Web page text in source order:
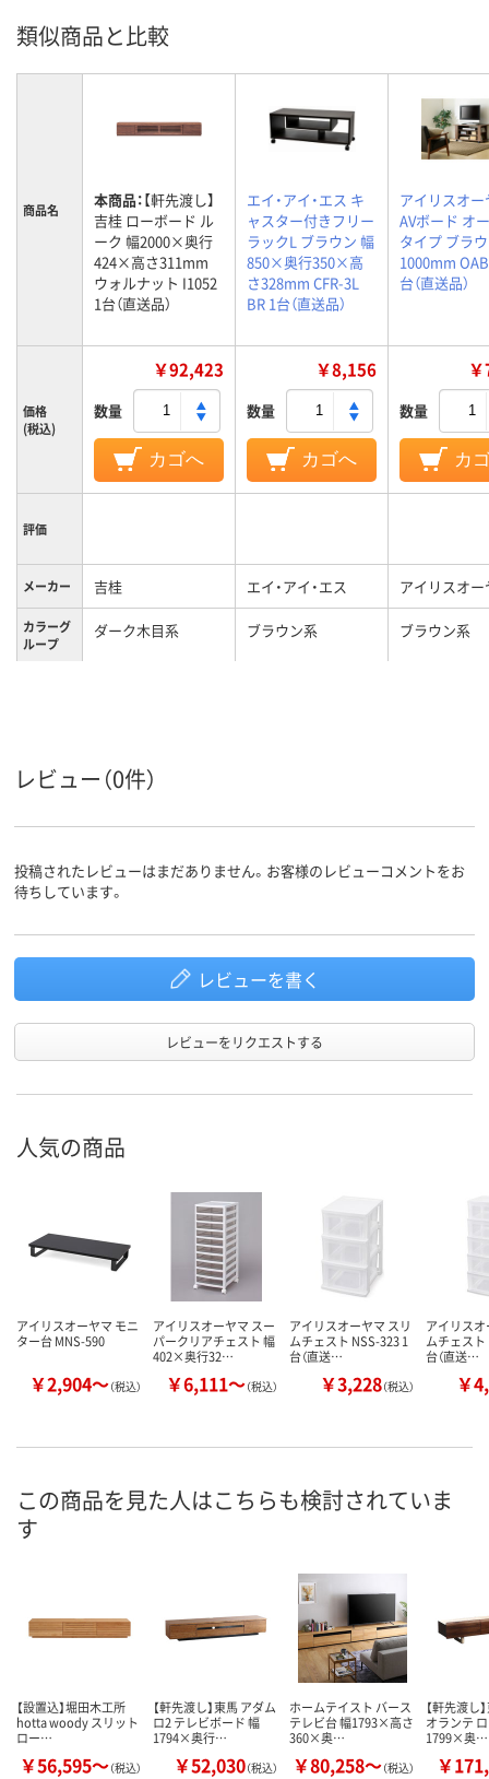
類似商品と比較
商品名 本商品：【軒先渡し】
吉桂 ローボード ル
ーク 幅2000×奥行
424×高さ311mm
ウォルナット I1052
1台（直送品）
エイ・アイ・エス キ
ャスター付きフリー
ラックL ブラウン 幅
850×奥行350×高
さ328mm CFR-3L
BR 1台（直送品）
アイリスオー
AVボード オ
タイプ ブラ
1000mm
台（直送品）
価格
(税込)
￥92,423
数量
カゴへ
￥8,156
数量
カゴへ
数量
カ
評価
メーカー 吉桂 エイ・アイ・エス アイリスオー
カラーグ
ループ
ダーク木目系 ブラウン系 ブラウン系
レビュー（0件）
投稿されたレビューはまだありません。お客様のレビューコメントをお
待ちしています。
レビューを書く
レビューをリクエストする
人気の商品
アイリスオーヤマ モニ
ター台 MNS-590
￥2,904～（税込）
アイリスオーヤマ スー
パークリアチェスト 幅
402×奥行32…
￥6,111～（税込）
アイリスオーヤマ スリ
ムチェスト NSS-323 1
台（直送…
￥3,228（税込）
アイリス
ムチェスト
台（直送…
￥
この商品を見た人はこちらも検討されていま
す
【設置込】堀田木工所
hotta woody スリット
ロー…
￥56,595～（税込）
【軒先渡し】東馬 アダム
ロ2 テレビボード 幅
1794×奥行…
￥52,030（税込）
ホームテイスト バース
テレビ台 幅1793×高さ
360×奥…
￥80,258～（税込）
【軒先渡し
オランテ
1799×奥…
￥